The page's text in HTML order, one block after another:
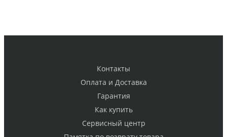
Контакты
Оплата и Доставка
Гарантия
Как купить
Cервисный центр